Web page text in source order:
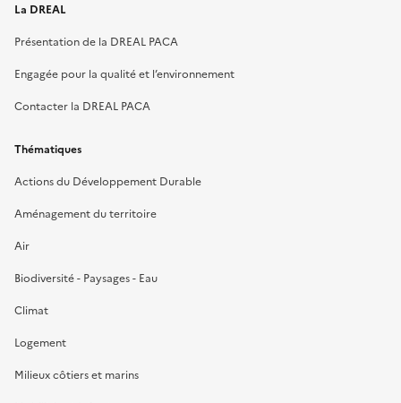
La DREAL
Présentation de la DREAL PACA
Engagée pour la qualité et l’environnement
Contacter la DREAL PACA
Thématiques
Actions du Développement Durable
Aménagement du territoire
Air
Biodiversité - Paysages - Eau
Climat
Logement
Milieux côtiers et marins